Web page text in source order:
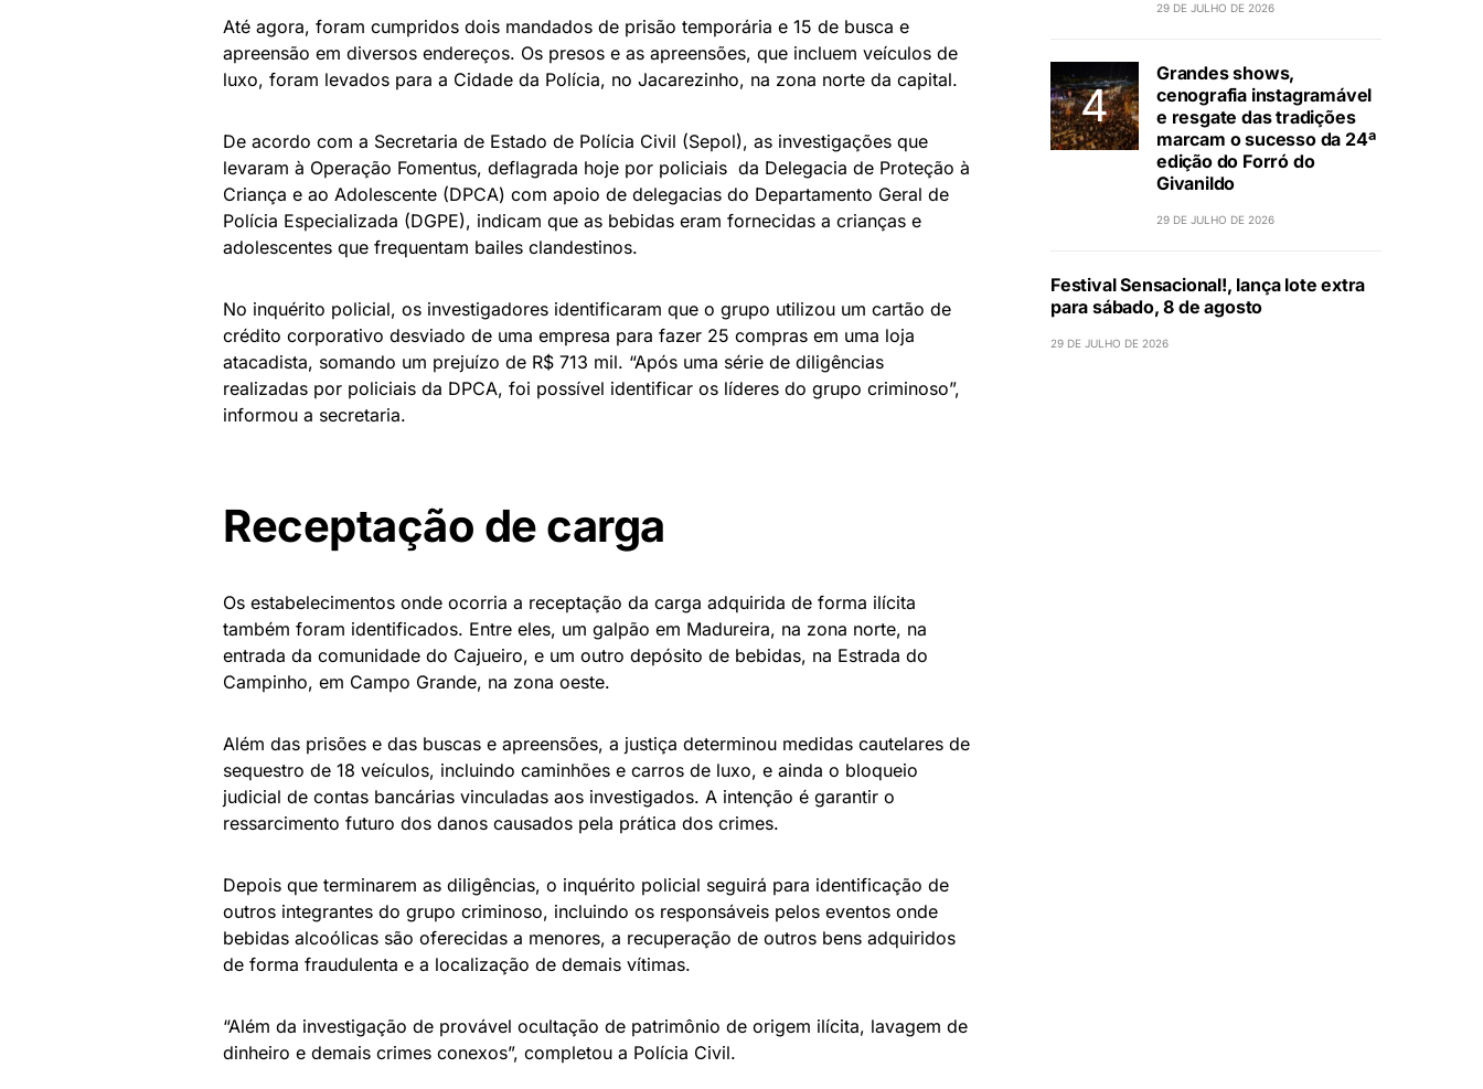
Até agora, foram cumpridos dois mandados de prisão temporária e 15 de busca e
apreensão em diversos endereços. Os presos e as apreensões, que incluem veículos de
luxo, foram levados para a Cidade da Polícia, no Jacarezinho, na zona norte da capital.
De acordo com a Secretaria de Estado de Polícia Civil (Sepol), as investigações que
levaram à Operação Fomentus, deflagrada hoje por policiais da Delegacia de Proteção à
Criança e ao Adolescente (DPCA) com apoio de delegacias do Departamento Geral de
Polícia Especializada (DGPE), indicam que as bebidas eram fornecidas a crianças e
adolescentes que frequentam bailes clandestinos.
No inquérito policial, os investigadores identificaram que o grupo utilizou um cartão de
crédito corporativo desviado de uma empresa para fazer 25 compras em uma loja
atacadista, somando um prejuízo de R$ 713 mil. “Após uma série de diligências
realizadas por policiais da DPCA, foi possível identificar os líderes do grupo criminoso”,
informou a secretaria.
Receptação de carga
Os estabelecimentos onde ocorria a receptação da carga adquirida de forma ilícita
também foram identificados. Entre eles, um galpão em Madureira, na zona norte, na
entrada da comunidade do Cajueiro, e um outro depósito de bebidas, na Estrada do
Campinho, em Campo Grande, na zona oeste.
Além das prisões e das buscas e apreensões, a justiça determinou medidas cautelares de
sequestro de 18 veículos, incluindo caminhões e carros de luxo, e ainda o bloqueio
judicial de contas bancárias vinculadas aos investigados. A intenção é garantir o
ressarcimento futuro dos danos causados pela prática dos crimes.
Depois que terminarem as diligências, o inquérito policial seguirá para identificação de
outros integrantes do grupo criminoso, incluindo os responsáveis pelos eventos onde
bebidas alcoólicas são oferecidas a menores, a recuperação de outros bens adquiridos
de forma fraudulenta e a localização de demais vítimas.
“Além da investigação de provável ocultação de patrimônio de origem ilícita, lavagem de
dinheiro e demais crimes conexos”, completou a Polícia Civil.
29 DE JULHO DE 2026
Grandes shows,
cenografia instagramável
e resgate das tradições
marcam o sucesso da 24ª
edição do Forró do
Givanildo
29 DE JULHO DE 2026
Festival Sensacional!, lança lote extra
para sábado, 8 de agosto
29 DE JULHO DE 2026